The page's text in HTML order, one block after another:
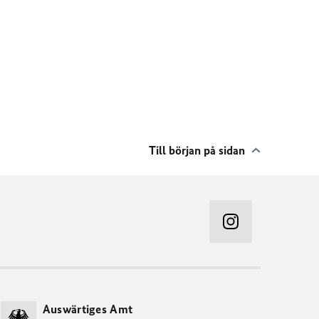
Till början på sidan
Auswärtiges Amt